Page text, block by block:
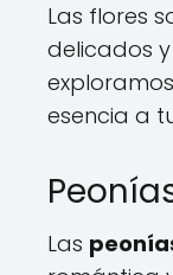
Las flores
delicados
esencia a
Las